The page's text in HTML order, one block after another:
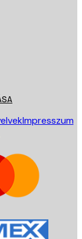
Impresszum